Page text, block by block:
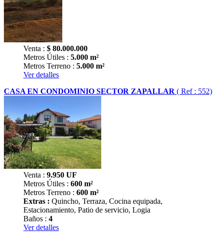
Venta : $ 80.000.000
Metros Útiles : 5.000 m²
Metros Terreno : 5.000 m²
Ver detalles
CASA EN CONDOMINIO SECTOR ZAPALLAR ( Ref : 552)
Venta : 9.950 UF
Metros Útiles : 600 m²
Metros Terreno : 600 m²
Extras : Quincho, Terraza, Cocina equipada,
Estacionamiento, Patio de servicio, Logia
Baños : 4
Ver detalles